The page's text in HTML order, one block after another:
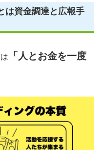
は資金調達と広報手
「人とお金を一度